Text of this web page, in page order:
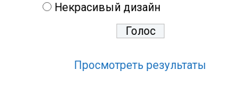
Некрасивый дизайн
Просмотреть результаты